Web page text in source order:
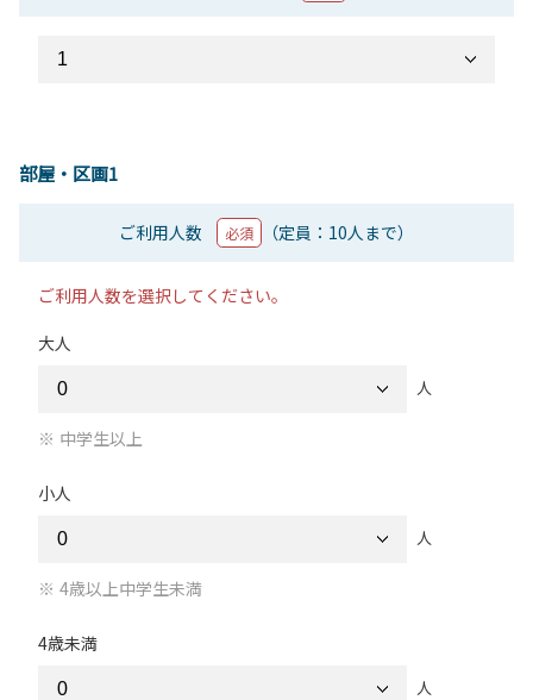
部屋・区画1
ご利用人数 必須 （定員：10人まで）
ご利用人数を選択してください。
大人
人
中学生以上
小人
人
4歳以上中学生未満
4歳未満
人